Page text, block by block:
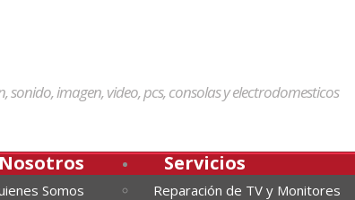
sonido, imagen, video, pcs, consolas y electrodomesticos
Nosotros
Somos
Servicios
Reparación de TV y Monitores